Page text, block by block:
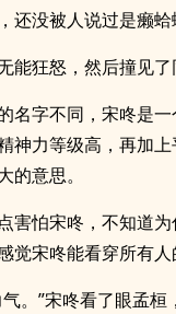
还没被人说过是癞蛤
能狂怒，然后撞见了
名字不同，宋咚是
神力等级高，再加
的意思。
害怕宋咚，不知道
觉宋咚能看穿所有人
。”宋咚看了眼孟桓